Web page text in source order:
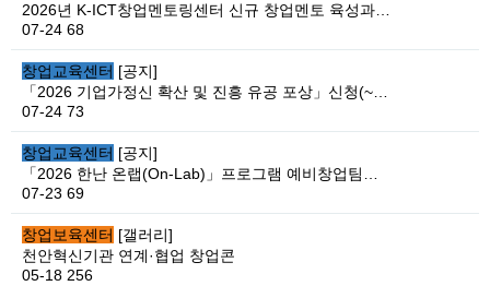
이용안내
2026년 K-ICT창업멘토링센터 신규 창업멘토 육성과…
07-24 68
창업교육센터 [공지]
「2026 기업가정신 확산 및 진흥 유공 포상」신청(~…
07-24 73
창업교육센터 [공지]
「2026 한난 온랩(On-Lab)」프로그램 예비창업팀…
07-23 69
창업보육센터 [갤러리]
천안혁신기관 연계·협업 창업콘
05-18 256